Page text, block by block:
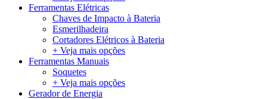
Ferramentas Elétricas
Chaves de Impacto à Bateria
Esmerilhadeira
Cortadores Elétricos à Bateria
+ Veja mais opções
Ferramentas Manuais
Soquetes
+ Veja mais opções
Gerador de Energia